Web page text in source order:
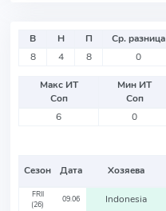
В Н П Ср. разница
8
4 8 0
Макс ИТ
Соп
Мин ИТ
Соп
6
0
Сезон Дата Хозяева
FRII
(26)
09.06 Indonesia